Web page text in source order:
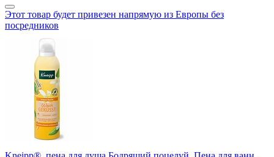
Этот товар будет привезен напрямую из Европы без
посредников